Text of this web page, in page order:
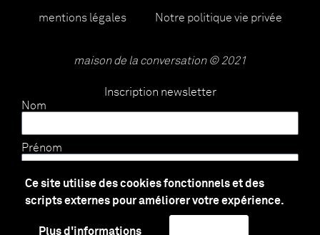
Ce site utilise des cookies fonctionnels et des
scripts externes pour améliorer votre expérience.
Plus d'informations
mentions légales Notre politique vie privée
maison de la conversation © 2021
Inscription newsletter
Nom
Prénom
E-mail